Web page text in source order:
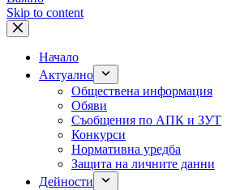
Skip to content
Начало
Актуално
Обществена информация
Обяви
Съобщения по АПК и ЗУТ
Конкурси
Нормативна уредба
Защита на личните данни
Дейности